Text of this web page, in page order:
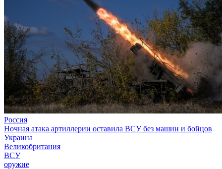
Россия
Ночная атака артиллерии оставила ВСУ без машин и бойцов
Украина
Великобритания
ВСУ
оружие